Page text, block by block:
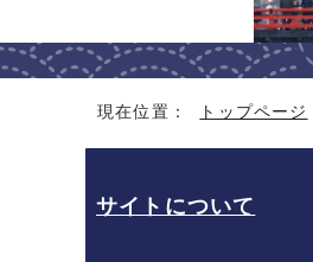
現在位置： トップページ
サイトについて